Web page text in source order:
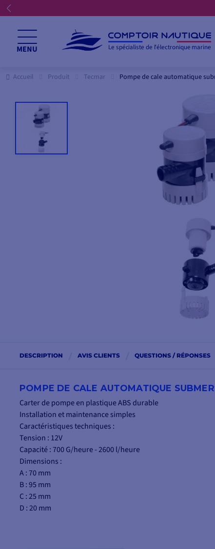
MENU Le spécialiste de l'électronique marine
Accueil Produit Tecmar Pompe de cale automatique
DESCRIPTION AVIS CLIENTS QUESTIONS / RÉPONSES
POMPE DE CALE AUTOMATIQUE
Carter de pompe en plastique ABS durable
Installation et maintenance simples
Caractéristiques techniques :
Tension : 12V
Capacité : 700 G/heure - 2600 l/heure
Dimensions :
A : 70 mm
B : 95 mm
C : 25 mm
D : 20 mm